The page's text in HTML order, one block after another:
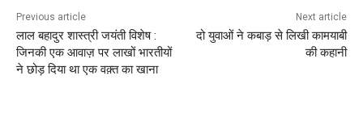
Previous article
लाल बहादुर शास्त्री जयंती विशेष :
जिनकी एक आवाज़ पर लाखों भारतीयों
ने छोड़ दिया था एक वक़्त का खाना
Next article
दो युवाओं ने कबाड़ से लिखी कामयाबी
की कहानी